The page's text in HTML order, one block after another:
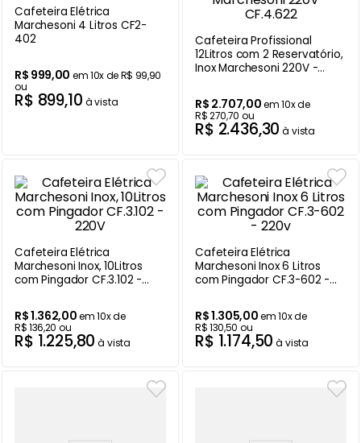
Cafeteira Elétrica
Marchesoni 4 Litros CF2-
402
R$ 999,00 em10x deR$ 99,90
ou
R$ 899,10 à vista
Cafeteira Profissional
12Litros com 2 Reservatório,
Inox Marchesoni 220V -
R$ 2.707,00em10x de
R$270,70 ou
R$ 2.436,30 à vista
Cafeteira Elétrica
Marchesoni Inox, 10Litros
com Pingador CF.3.102 -
R$1.362,00em10x de
R$136,20 ou
R$ 1.225,80 à vista
Cafeteira Elétrica
Marchesoni Inox 6 Litros
com Pingador CF.3-602 -
R$1.305,00em10x de
R$130,50 ou
R$ 1.174,50 à vista
7º Cervejeira
8
10º Ar Condicionado